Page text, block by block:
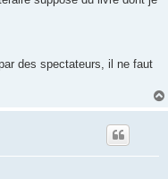
des spectateurs, il ne faut